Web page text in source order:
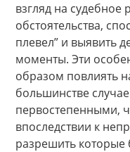
взгляд на судебное
обстоятельства,
плевел” и выявить
моменты. Эти
образом повлиять
большинстве
первостепенными,
впоследствии к
разрешить